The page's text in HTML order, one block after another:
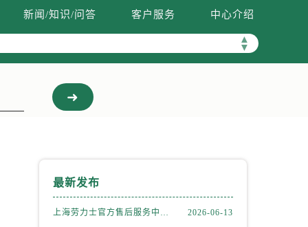
新闻/知识/问答 客户服务 中心介绍
▲
▼
最新发布
上海劳力士官方售后服务中心｜全新维修门店地址及电话权威信息公示（2026年6月最新） 2026-06-13